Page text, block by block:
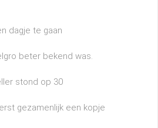
dagje te gaan
beter bekend was.
stond op 30
gezamenlijk een kopje